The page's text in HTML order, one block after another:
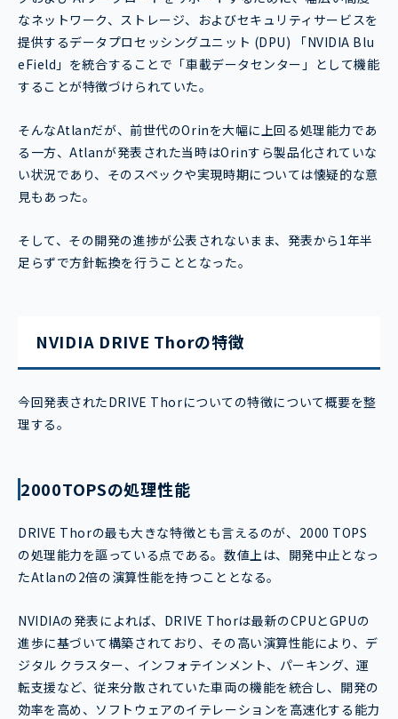
なネットワーク、ストレージ、およびセキュリティサービスを
提供するデータプロセッシングユニット (DPU) 「NVIDIA Blu
eField」を統合することで「車載データセンター」として機能
することが特徴づけられていた。
そんなAtlanだが、前世代のOrinを大幅に上回る処理能力であ
る一方、Atlanが発表された当時はOrinすら製品化されていな
い状況であり、そのスペックや実現時期については懐疑的な意
見もあった。
そして、その開発の進捗が公表されないまま、発表から1年半
足らずで方針転換を行うこととなった。
NVIDIA DRIVE Thorの特徴
今回発表されたDRIVE Thorについての特徴について概要を整
理する。
2000TOPSの処理性能
DRIVE Thorの最も大きな特徴とも言えるのが、2000 TOPS
の処理能力を謳っている点である。数値上は、開発中止となっ
たAtlanの2倍の演算性能を持つこととなる。
NVIDIAの発表によれば、DRIVE Thorは最新のCPUとGPUの
進歩に基づいて構築されており、その高い演算性能により、デ
ジタル クラスター、インフォテインメント、パーキング、運
転支援など、従来分散されていた車両の機能を統合し、開発の
効率を高め、ソフトウェアのイテレーションを高速化する能力